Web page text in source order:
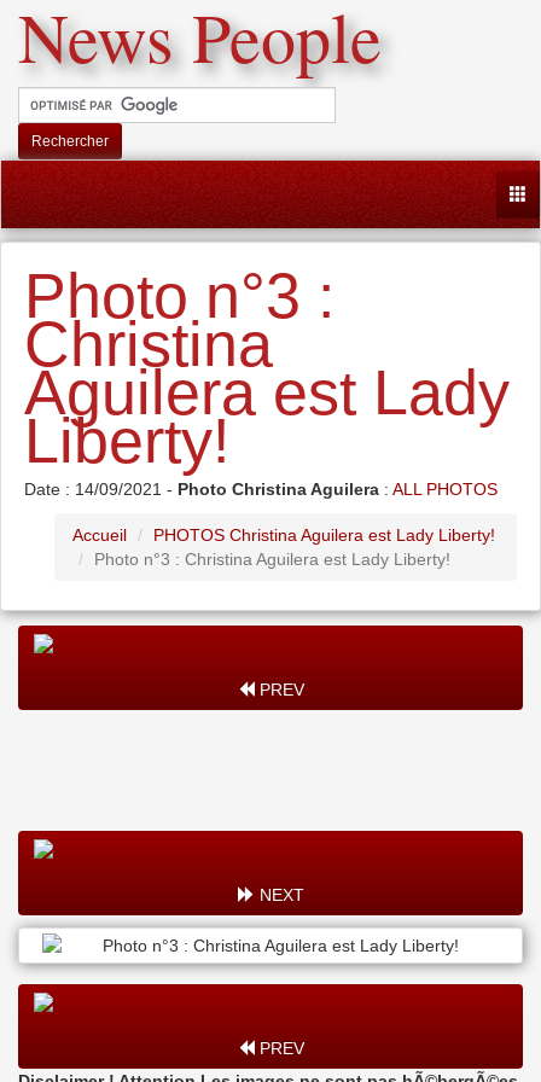
News People
Rechercher
Photo n°3 :
Christina
Aguilera est Lady
Liberty!
Date : 14/09/2021 - Photo Christina Aguilera : ALL PHOTOS
Accueil
PHOTOS Christina Aguilera est Lady Liberty!
Photo n°3 : Christina Aguilera est Lady Liberty!
PREV
NEXT
PREV